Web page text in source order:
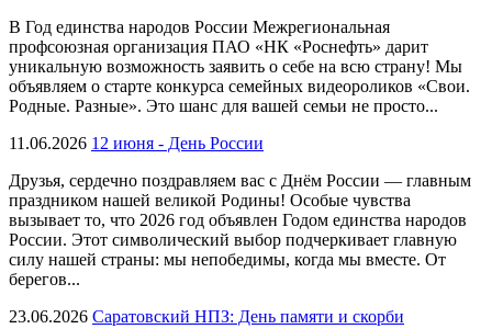
В Год единства народов России Межрегиональная
профсоюзная организация ПАО «НК «Роснефть» дарит
уникальную возможность заявить о себе на всю страну! Мы
объявляем о старте конкурса семейных видеороликов «Свои.
Родные. Разные». Это шанс для вашей семьи не просто...
11.06.2026 12 июня - День России
Друзья, сердечно поздравляем вас с Днём России — главным
праздником нашей великой Родины! Особые чувства
вызывает то, что 2026 год объявлен Годом единства народов
России. Этот символический выбор подчеркивает главную
силу нашей страны: мы непобедимы, когда мы вместе. От
берегов...
23.06.2026 Саратовский НПЗ: День памяти и скорби